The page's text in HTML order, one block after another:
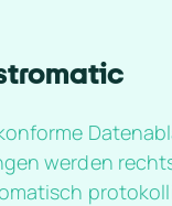
werden